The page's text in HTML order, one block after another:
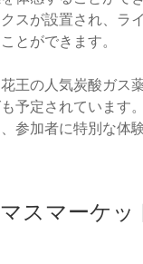
スが設置され、ラ
とができます。
王の人気炭酸ガス
予定されています
参加者に特別な体
スマーケッ